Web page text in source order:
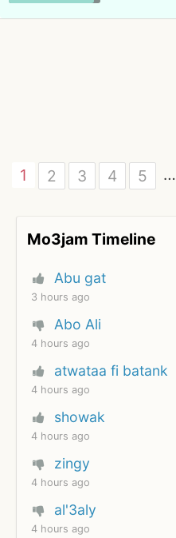
1 2 3 4 5 …
Mo3jam Timeline
Abu gat
3 hours ago
Abo Ali
4 hours ago
atwataa fi batank
4 hours ago
showak
4 hours ago
zingy
4 hours ago
al'3aly
4 hours ago